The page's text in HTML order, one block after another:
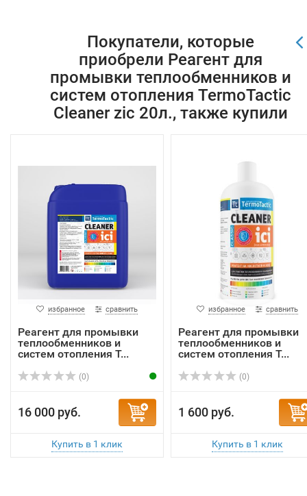
Покупатели, которые
приобрели Реагент для
промывки теплообменников и
систем отопления TermoTactic
Cleaner zic 20л., также купили
избранное сравнить
Реагент для промывки
теплообменников и
систем отопления T...
(0)
16 000 руб.
избранное сравнить
Реагент для промывки
теплообменников и
систем отопления T...
(0)
1 600 руб.